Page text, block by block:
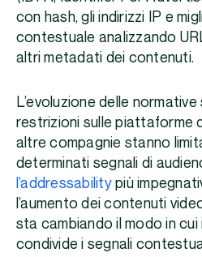
con hash, gli indirizzi IP e
contestuale analizzando
altri metadati dei contenuti.
L’evoluzione delle
restrizioni sulle piattaforme
altre compagnie stanno
determinati segnali di
l’addressabilitypiù
l’aumento dei contenuti
sta cambiando il modo in
condivide i segnali